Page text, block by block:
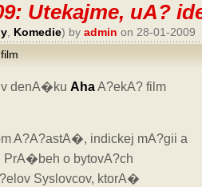
Utekajme, uA?
Komedie) by admin on 28-01-2009
film
v denA�ku AhaA?ekA? film
A?A?astA�, indickej mA?gii a
PrA�beh o bytovA?ch
Syslovcov, ktorA�